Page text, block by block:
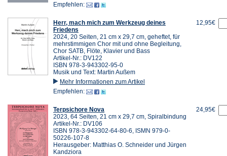
Empfehlen:
Herr, mach mich zum Werkzeug deines
Friedens
2024, 20 Seiten, 21 cm x 29,7 cm, geheftet, für
mehrstimmigen Chor mit und ohne Begleitung,
Chor SATB, Flöte, Klavier und Bass
Artikel-Nr.: DV122
ISBN 978-3-943302-95-0
Musik und Text: Martin Außem
Mehr Informationen zum Artikel
Empfehlen:
12,95€
Terpsichore Nova
2023, 64 Seiten, 21 cm x 29,7 cm, Spiralbindung
Artikel-Nr.: DV106
ISBN 978-3-943302-64-80-6, ISMN 979-0-
50226-107-8
Herausgeber: Matthias O. Schneider und Jürgen
Kandziora
24,95€